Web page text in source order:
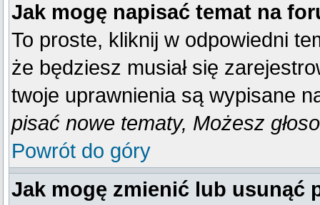
Jak mogę napisać temat na
To proste, kliknij w odpowiedni
że będziesz musiał się
twoje uprawnienia są wypisane
pisać nowe tematy, Możesz
Powrót do góry
Jak mogę zmienić lub usunąć